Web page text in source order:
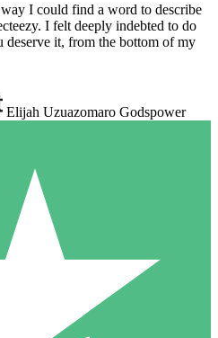
I could find a word to describe
I felt deeply indebted to do
deserve it, from the bottom of my
Elijah Uzuazomaro Godspower